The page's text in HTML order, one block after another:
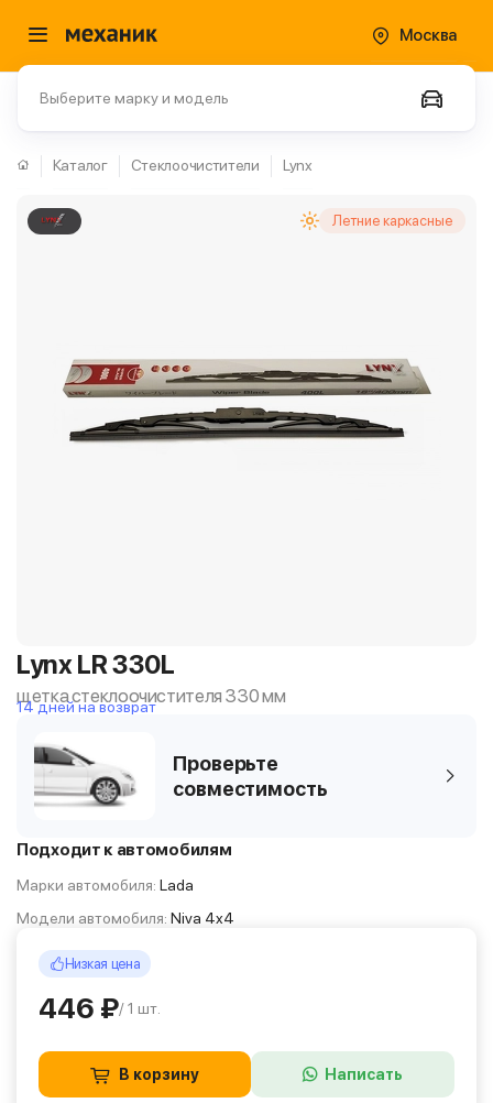
Москва
Выберите марку и модель
Каталог Стеклоочистители Lynx
Летние каркасные
Lynx LR 330L
щетка стеклоочистителя 330 мм
14 дней на возврат
Проверьте
совместимость
Подходит к автомобилям
Марки автомобиля: Lada
Модели автомобиля: Niva 4x4
Низкая цена
446 ₽/ 1 шт.
В корзину Написать